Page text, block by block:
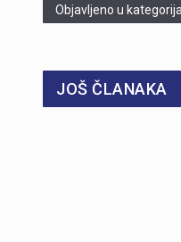
Objavljeno u
JOŠ ČLANAKA